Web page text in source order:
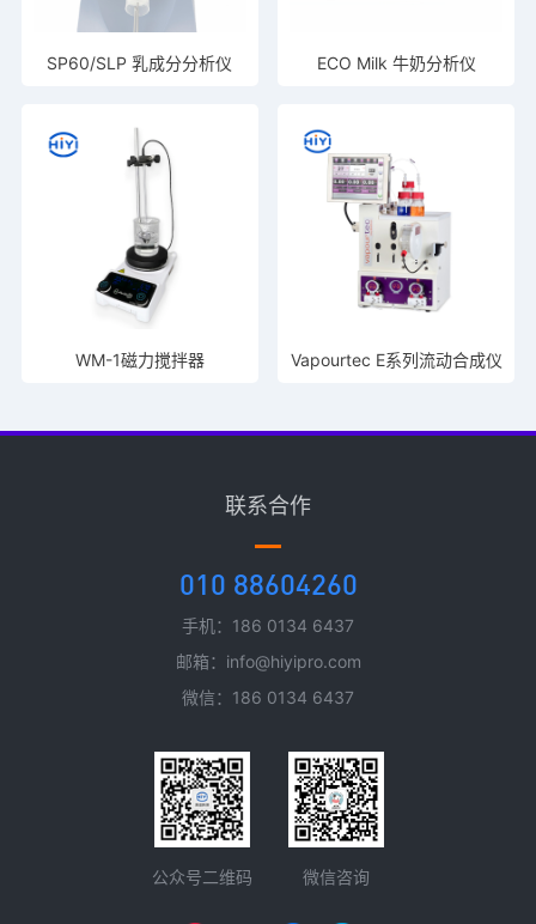
SP60/SLP 乳成分分析仪 ECO Milk 牛奶分析仪
WM-1磁力搅拌器 Vapourtec E系列流动合成仪
联系合作
010 88604260
手机：186 0134 6437
邮箱：info@hiyipro.com
微信：186 0134 6437
公众号二维码 微信咨询